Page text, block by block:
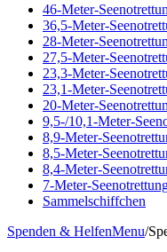
46-Meter-
36,5-Meter-
28-Meter-
27,5-Meter-
23,3-Meter-
23,1-Meter-
20-Meter-
9,5-/10,1-Meter-
8,9-Meter-
8,5-Meter-
8,4-Meter-
7-Meter-
Sammelschiffchen
Spenden & HelfenMenu/